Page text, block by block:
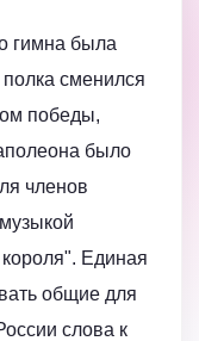
гимна была
сменился
победы,
было
членов
Единая
общие для
слова к